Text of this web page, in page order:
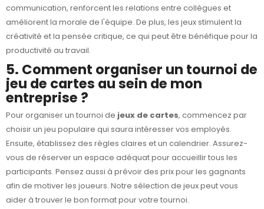
communication, renforcent les relations entre collègues et
améliorent la morale de l'équipe. De plus, les jeux stimulent la
créativité et la pensée critique, ce qui peut être bénéfique pour la
productivité au travail.
5. Comment organiser un tournoi de
jeu de cartes au sein de mon
entreprise ?
Pour organiser un tournoi de jeux de cartes, commencez par
choisir un jeu populaire qui saura intéresser vos employés.
Ensuite, établissez des règles claires et un calendrier. Assurez-
vous de réserver un espace adéquat pour accueillir tous les
participants. Pensez aussi à prévoir des prix pour les gagnants
afin de motiver les joueurs. Notre sélection de jeux peut vous
aider à trouver le bon format pour votre tournoi.